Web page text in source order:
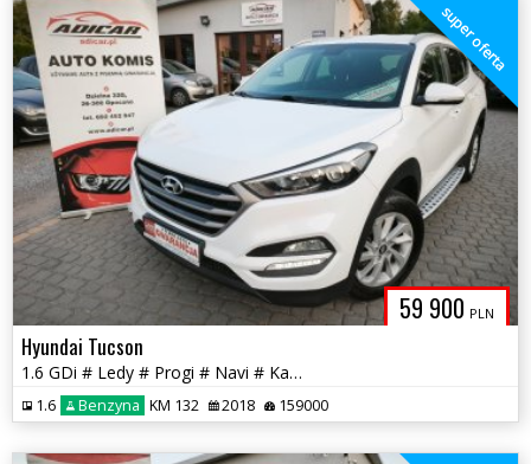
59 900 PLN
super oferta
Hyundai Tucson
1.6 GDi # Ledy # Progi # Navi # Kamera # PDC # Piękny! GWARANCJA !!!
1.6 Benzyna KM 132 2018 159000